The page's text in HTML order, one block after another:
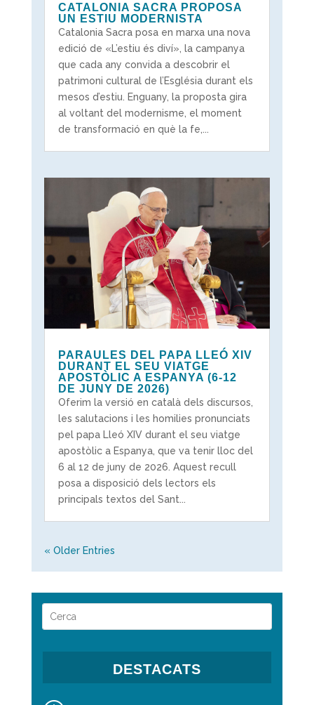
CATALONIA SACRA PROPOSA
UN ESTIU MODERNISTA
Catalonia Sacra posa en marxa una nova
edició de «L’estiu és diví», la campanya
que cada any convida a descobrir el
patrimoni cultural de l’Església durant els
mesos d’estiu. Enguany, la proposta gira
al voltant del modernisme, el moment
de transformació en què la fe,...
PARAULES DEL PAPA LLEÓ XIV
DURANT EL SEU VIATGE
APOSTÒLIC A ESPANYA (6-12
DE JUNY DE 2026)
Oferim la versió en català dels discursos,
les salutacions i les homilies pronunciats
pel papa Lleó XIV durant el seu viatge
apostòlic a Espanya, que va tenir lloc del
6 al 12 de juny de 2026. Aquest recull
posa a disposició dels lectors els
principals textos del Sant...
« Older Entries
DESTACATS